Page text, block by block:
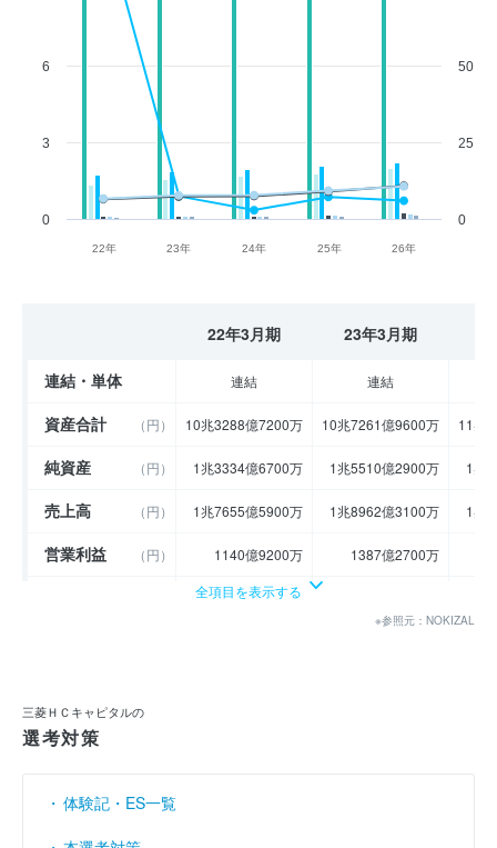
22年 23年 24年 25年 26年
0
3
6
0
25
50
22年3月期 23年3月期
連結・単体 連結 連結
資産合計 （円） 10兆3288億7200万 10兆7261億9600万 11兆
純資産 （円） 1兆3334億6700万 1兆5510億2900万 1兆
売上高 （円） 1兆7655億5900万 1兆8962億3100万 1兆
営業利益 （円） 1140億9200万 1387億2700万
1172億3900万
売上伸び率
営業利益率 （％） 6.46 7.32
経常利益率 （％）
全項目を表示する
※参照元：NOKIZAL
三菱ＨＣキャピタルの
選考対策
体験記・ES一覧